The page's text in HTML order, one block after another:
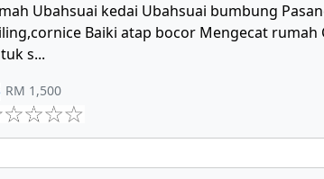
Ubahsuai kedai Ubahsuai bumbung
Baiki atap bocor Mengecat rumah
s...
RM 1,500